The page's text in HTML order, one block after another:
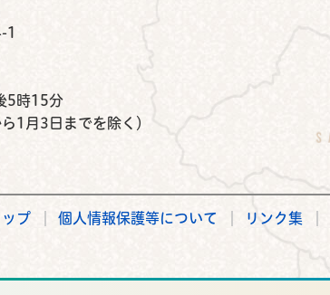
1
5時15分
1月3日までを除く）
プ 個人情報保護等について リンク集